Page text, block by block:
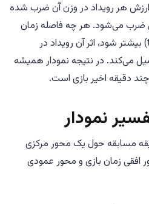
ارزش هر رویداد در وزن آن ضرب شده
ضرب می‌شود. هر چه فاصله زمان
حال (t) از زمان وقوع رویداد (t0) بیشتر شود، اثر آن رویداد در
می‌کند. در نتیجه نمودار همیشه
دقیقه اخیر بازی است.
نمودار
مومنتوم در طول ۹۰ دقیقه مسابقه حول یک محور مرکزی
زمان بازی و محور عمودی